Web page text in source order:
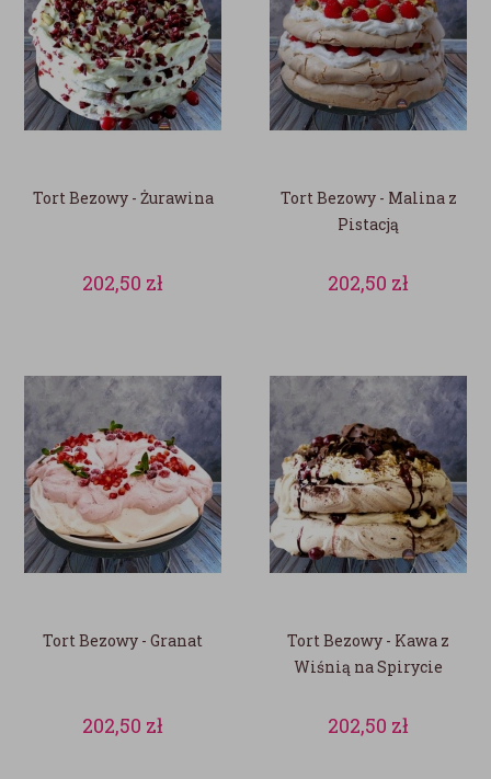
Tort Bezowy - Żurawina
202,50 zł
Tort Bezowy - Malina z
Pistacją
202,50 zł
Tort Bezowy - Granat
202,50 zł
Tort Bezowy - Kawa z
Wiśnią na Spirycie
202,50 zł